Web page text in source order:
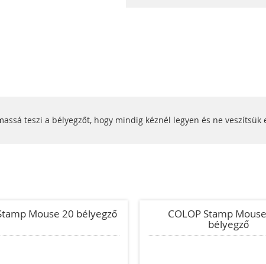
teszi a bélyegzőt, hogy mindig kéznél legyen és ne veszítsük
Mouse 20 bélyegző COLOP Stamp
bélyegző